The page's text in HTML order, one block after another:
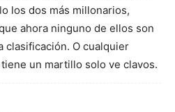
los dos más millonarios,
ahora ninguno de ellos son
clasificación. O cualquier
un martillo solo ve clavos.